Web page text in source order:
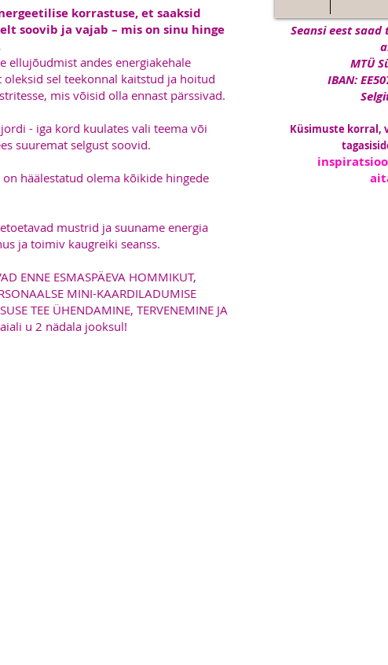
korrastuse, et saaksid
soovib ja vajab – mis on sinu hinge
ellujõudmist andes energiakehale
sel teekonnal kaitstud ja hoitud
mis võisid olla ennast pärssivad.
- iga kord kuulates vali teema või
suuremat selgust soovid.
häälestatud olema kõikide hingede
mustrid ja suuname energia
ja toimiv kaugreiki seanss.
ENNE ESMASPÄEVA HOMMIKUT,
MINI-KAARDILADUMISE
TEE ÜHENDAMINE, TERVENEMINE JA
u 2 nädala jooksul!
Seansi eest
MTÜ
IBAN:
Küsimuste korral,